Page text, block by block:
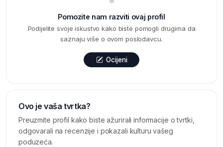
Pomozite nam razviti ovaj profil
Podijelite svoje iskustvo kako biste pomogli drugima da
saznaju više o ovom poslodavcu.
Ocijeni
Ovo je vaša tvrtka?
Preuzmite profil kako biste ažurirali informacije o tvrtki,
odgovarali na recenzije i pokazali kulturu vašeg
poduzeća.